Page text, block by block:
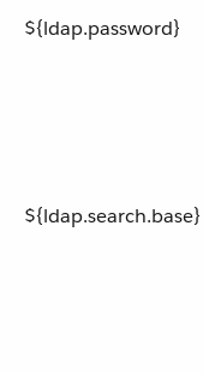
${ldap.password}
${ldap.search.base}